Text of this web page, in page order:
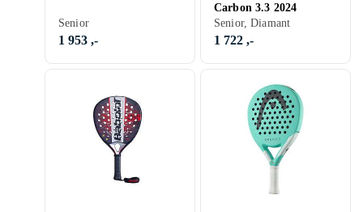
Senior
1 953 ,-
Carbon 3.3 2024
Senior, Diamant
1 722 ,-